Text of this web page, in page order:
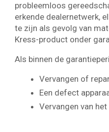
probleemloos
erkende dealernetwerk,
te zijn als gevolg van
Kress-product onder
Als binnen de
Vervangen of
Een defect
Vervangen van